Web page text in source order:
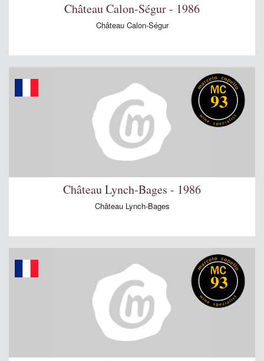
Château Calon-Ségur - 1986
Château Calon-Ségur
93
Château Lynch-Bages - 1986
Château Lynch-Bages
93